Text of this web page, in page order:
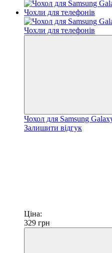
Чохол для Samsung
Залишити відгук
Ціна:
329 грн